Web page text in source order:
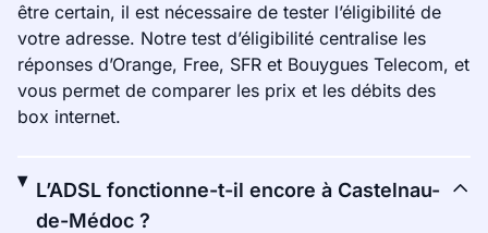
être certain, il est nécessaire de tester l’éligibilité de
votre adresse. Notre test d’éligibilité centralise les
réponses d’Orange, Free, SFR et Bouygues Telecom, et
vous permet de comparer les prix et les débits des
box internet.
L’ADSL fonctionne-t-il encore à Castelnau-
de-Médoc ?